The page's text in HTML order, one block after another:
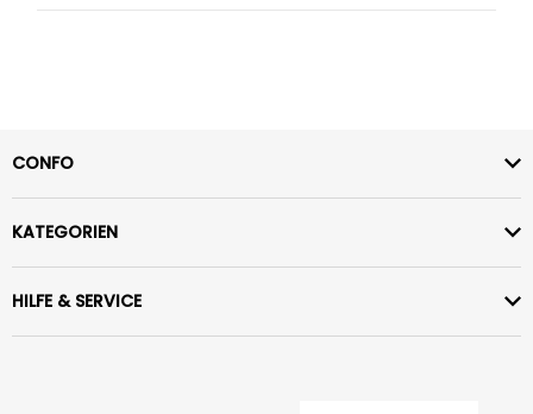
CONFO
KATEGORIEN
HILFE & SERVICE